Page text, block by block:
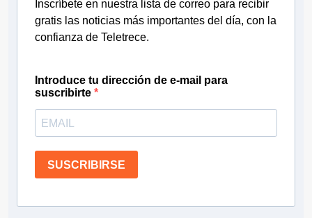
Inscríbete en nuestra lista de correo para recibir
gratis las noticias más importantes del día, con la
confianza de Teletrece.
Introduce tu dirección de e-mail para
suscribirte
SUSCRIBIRSE